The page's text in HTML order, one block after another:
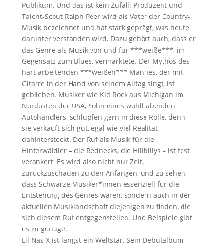
Publikum. Und das ist kein Zufall: Produzent und
Talent-Scout Ralph Peer wird als Vater der Country-
Musik bezeichnet und hat stark geprägt, was heute
darunter verstanden wird. Dazu gehört auch, dass er
das Genre als Musik von und für ***weiße***, im
Gegensatz zum Blues, vermarktete. Der Mythos des
hart-arbeitenden ***weißen*** Mannes, der mit
Gitarre in der Hand von seinem Alltag singt, ist
geblieben. Musiker wie Kid Rock aus Michigan im
Nordosten der USA, Sohn eines wohlhabenden
Autohändlers, schlüpfen gern in diese Rolle, denn
sie verkauft sich gut, egal wie viel Realität
dahintersteckt. Der Ruf als Musik für die
Hinterwäldler – die Rednecks, die Hillbillys – ist fest
verankert. Es wird also nicht nur Zeit,
zurückzuschauen zu den Anfängen, und zu sehen,
dass Schwarze Musiker*innen essenziell für die
Entstehung des Genres waren, sondern auch in der
aktuellen Musiklandschaft diejenigen zu finden, die
sich diesem Ruf entgegenstellen. Und Beispiele gibt
es zu genüge.
Lil Nas X ist längst ein Weltstar. Sein Debütalbum